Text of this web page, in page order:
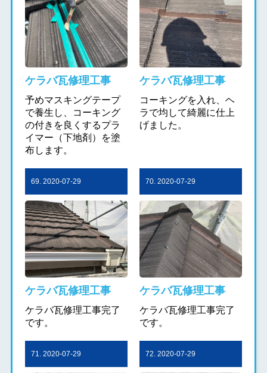
ケラバ瓦修理工事
予めマスキングテープ
で養生し、コーキング
の付きを良くするプラ
イマー（下地剤）を塗
布します。
ケラバ瓦修理工事
コーキングを入れ、ヘ
ラで均して綺麗に仕上
げました。
69. 2020-07-29
ケラバ瓦修理工事
ケラバ瓦修理工事完了
です。
70. 2020-07-29
ケラバ瓦修理工事
ケラバ瓦修理工事完了
です。
71. 2020-07-29 72. 2020-07-29